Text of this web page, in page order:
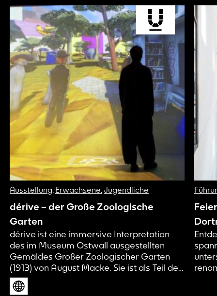
Ausstellung Erwachsene Jugendliche
dérive – der Große Zoologische
Garten
dérive ist eine immersive Interpretation
des im Museum Ostwall ausgestellten
Gemäldes Großer Zoologischer Garten
(1913) von August Macke. Sie ist als Teil des
künstlerischen Forschungsprojekts Page 21
und damit als Work in Progress zu